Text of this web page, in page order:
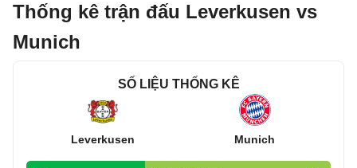
Thống kê trận đấu Leverkusen vs
Munich
SỐ LIỆU THỐNG KÊ
Leverkusen Munich